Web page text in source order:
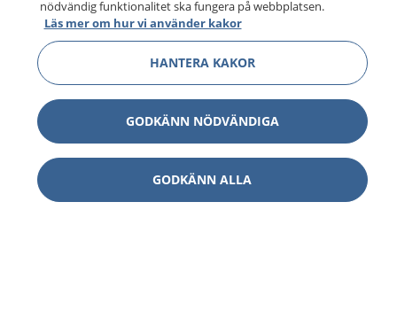
nödvändig funktionalitet ska fungera på webbplatsen.
Läs mer om hur vi använder kakor
HANTERA KAKOR
GODKÄNN NÖDVÄNDIGA
GODKÄNN ALLA